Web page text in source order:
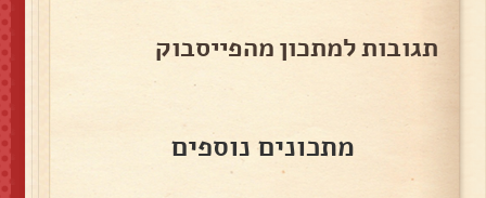
תגובות למתכון מהפייסבוק
מתכונים נוספים